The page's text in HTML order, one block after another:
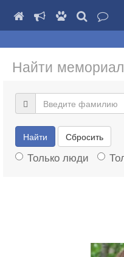
Найти
Найти Сбросить
Только люди